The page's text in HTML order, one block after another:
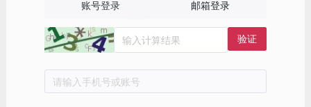
账号登录 邮箱登录
输入计算结果 验证
请输入手机号或账号